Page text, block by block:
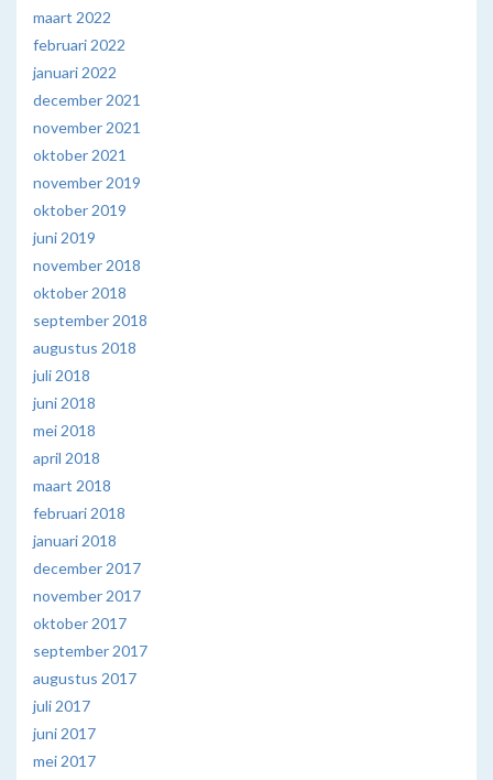
maart 2022
februari 2022
januari 2022
december 2021
november 2021
oktober 2021
november 2019
oktober 2019
juni 2019
november 2018
oktober 2018
september 2018
augustus 2018
juli 2018
juni 2018
mei 2018
april 2018
maart 2018
februari 2018
januari 2018
december 2017
november 2017
oktober 2017
september 2017
augustus 2017
juli 2017
juni 2017
mei 2017